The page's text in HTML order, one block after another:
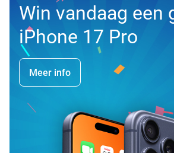
Win vandaag een
iPhone 17 Pro
Meer info